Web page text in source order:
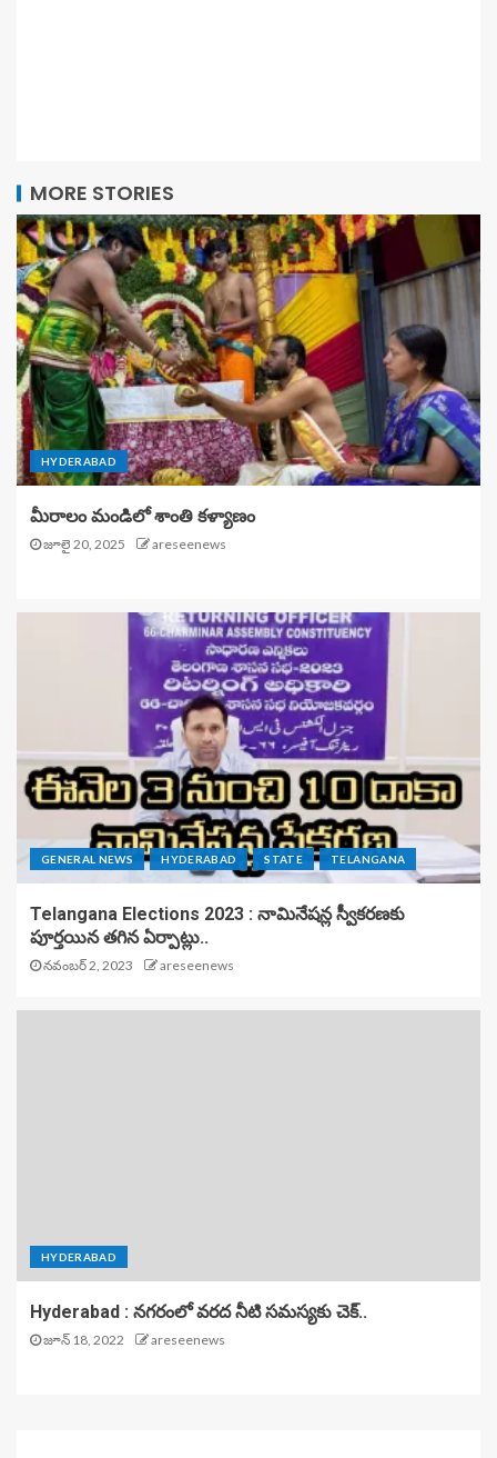
MORE STORIES
HYDERABAD
మీరాలం మండిలో శాంతి కళ్యాణం
జూలై 20, 2025 areseenews
GENERAL NEWS HYDERABAD STATE TELANGANA
Telangana Elections 2023 : నామినేషన్ల స్వీకరణకు
పూర్తయిన తగిన ఏర్పాట్లు..
నవంబర్ 2, 2023 areseenews
HYDERABAD
Hyderabad : నగరంలో వరద నీటి సమస్యకు చెక్..
జూన్ 18, 2022 areseenews